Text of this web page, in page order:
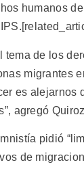
humanos
tema de los
migrantes
es alejarnos
agregó
pidió
de